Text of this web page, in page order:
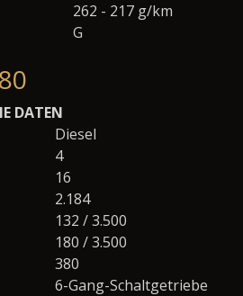
262 - 217 g/km
G
DATEN
Diesel
4
16
2.184
132 / 3.500
180 / 3.500
380
6-Gang-Schaltgetriebe